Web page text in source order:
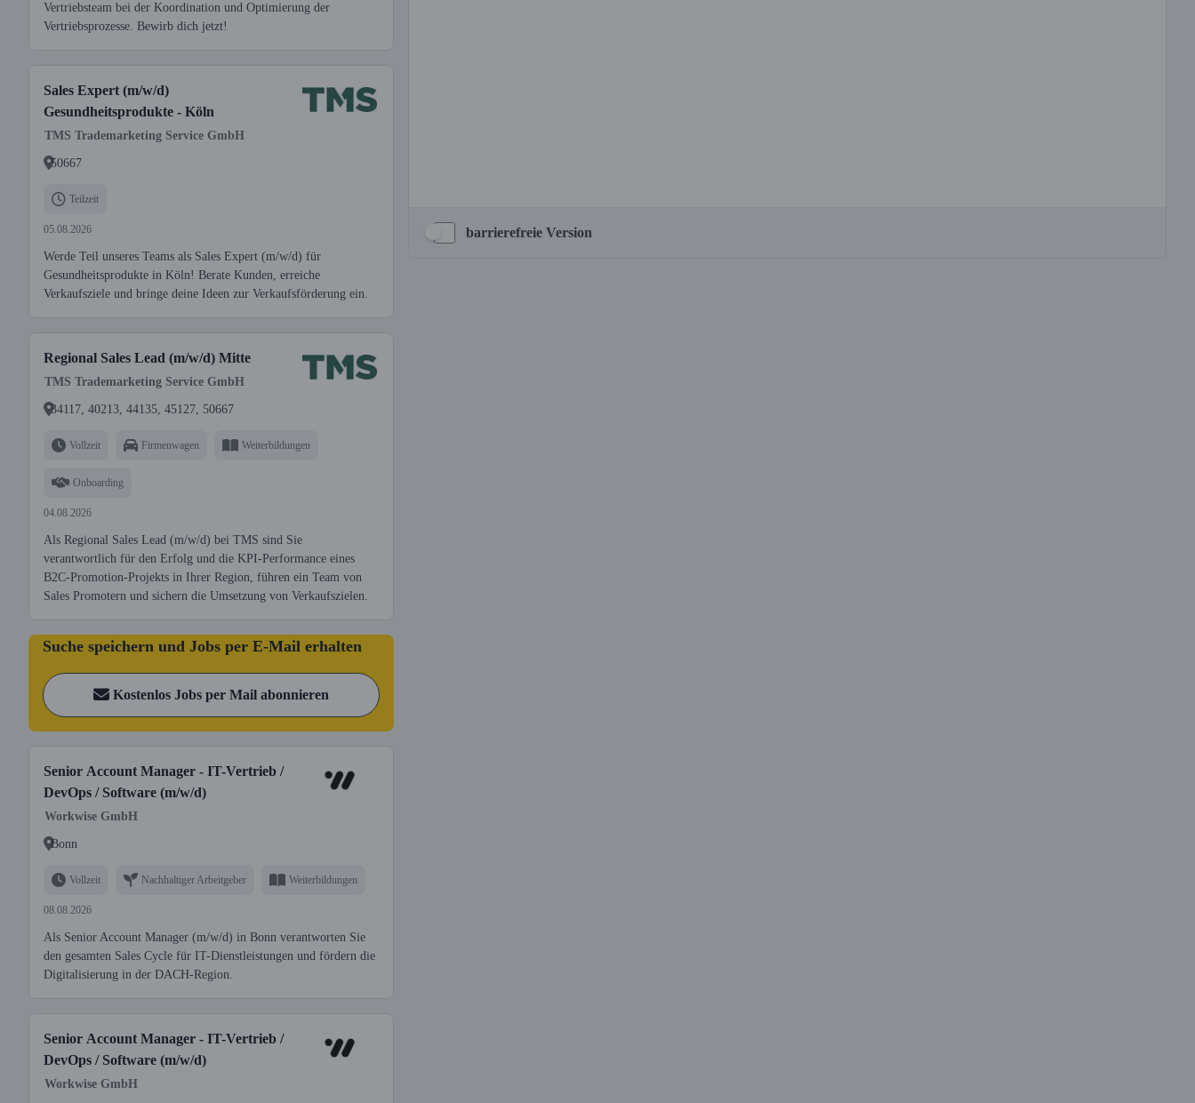
Vertriebsteam bei der Koordination und Optimierung der
Vertriebsprozesse. Bewirb dich jetzt!
Sales Expert (m/w/d)
Gesundheitsprodukte - Köln
TMS Trademarketing Service GmbH
50667
Teilzeit
05.08.2026
Werde Teil unseres Teams als Sales Expert (m/w/d) für
Gesundheitsprodukte in Köln! Berate Kunden, erreiche
Verkaufsziele und bringe deine Ideen zur Verkaufsförderung ein.
Regional Sales Lead (m/w/d) Mitte
TMS Trademarketing Service GmbH
34117, 40213, 44135, 45127, 50667
Vollzeit Firmenwagen Weiterbildungen
Onboarding
04.08.2026
Als Regional Sales Lead (m/w/d) bei TMS sind Sie
verantwortlich für den Erfolg und die KPI-Performance eines
B2C-Promotion-Projekts in Ihrer Region, führen ein Team von
Sales Promotern und sichern die Umsetzung von Verkaufszielen.
Suche speichern und Jobs per E-Mail erhalten
Kostenlos Jobs per Mail abonnieren
Senior Account Manager - IT-Vertrieb /
DevOps / Software (m/w/d)
Workwise GmbH
Bonn
Vollzeit Nachhaltiger Arbeitgeber Weiterbildungen
08.08.2026
Als Senior Account Manager (m/w/d) in Bonn verantworten Sie
den gesamten Sales Cycle für IT-Dienstleistungen und fördern die
Digitalisierung in der DACH-Region.
Senior Account Manager - IT-Vertrieb /
DevOps / Software (m/w/d)
Workwise GmbH
barrierefreie Version